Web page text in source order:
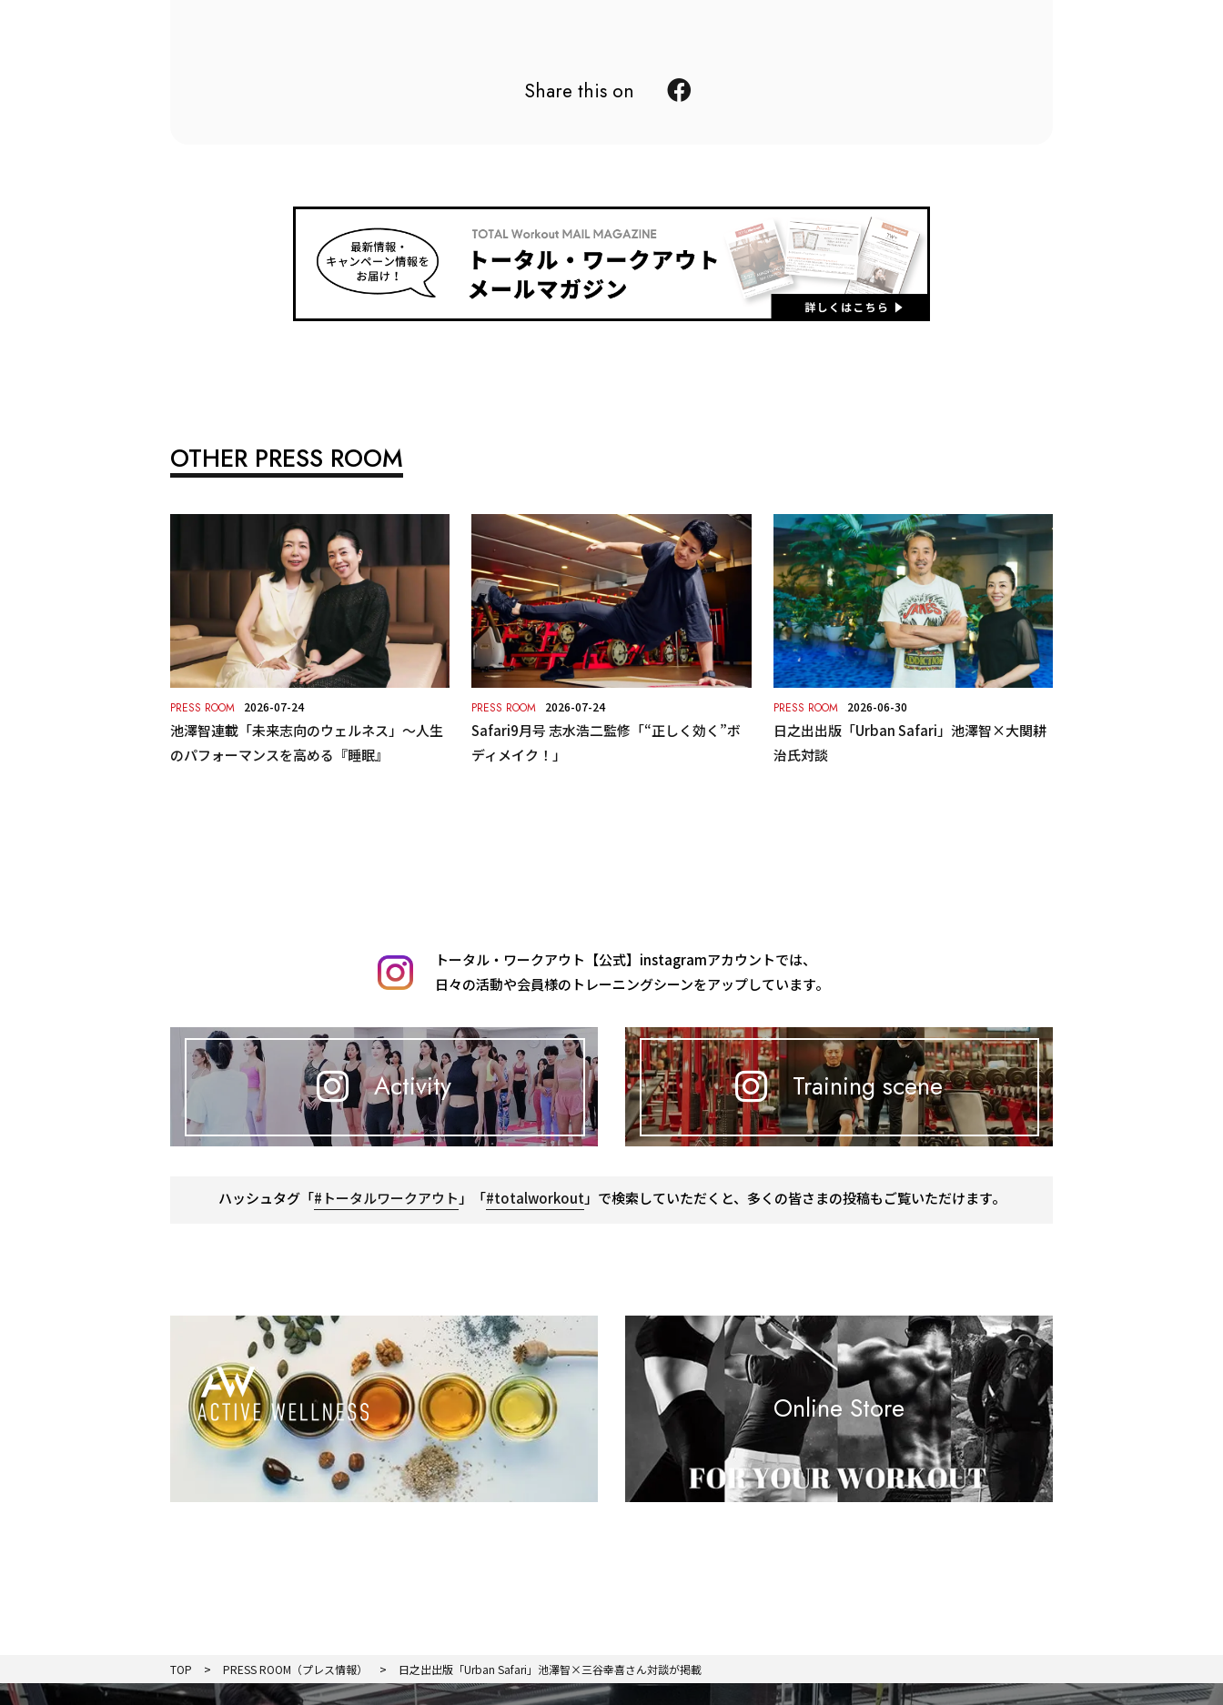
Share this on
OTHER PRESS ROOM
PRESS ROOM 2026-07-24
池澤智連載「未来志向のウェルネス」～人生
のパフォーマンスを高める『睡眠』
PRESS ROOM 2026-07-24
Safari9月号 志水浩二監修「“正しく効く”ボ
ディメイク！」
PRESS ROOM 2026-06-30
日之出出版「Urban Safari」池澤智×大関耕
治氏対談
トータル・ワークアウト【公式】instagramアカウントでは、
日々の活動や会員様のトレーニングシーンをアップしています。
Activity Training scene
ハッシュタグ「#トータルワークアウト 」「#totalworkout 」で検索していただくと、多くの皆さまの投稿もご覧いただけます。
Online Store
TOP PRESS ROOM（プレス情報） 日之出出版「Urban Safari」池澤智×三谷幸喜さん対談が掲載